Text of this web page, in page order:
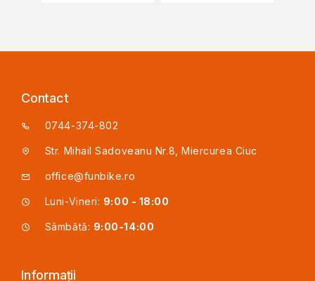
Contact
0744-374-802
Str. Mihail Sadoveanu Nr.8, Miercurea Ciuc
office@funbike.ro
Luni-Vineri: 9:00 - 18:00
Sâmbătă: 9:00-14:00
Informații